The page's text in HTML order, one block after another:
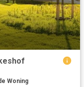
Woning